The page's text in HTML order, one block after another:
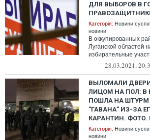
ДЛЯ ВЫБОРОВ В
Категорія: Новини
новини
В оккупированных
Луганской областей
избирательные
участия в28.03.2021,
ВЫЛОМАЛИ
ЛИЦОМ НА ПОЛ: В
ПОШЛА НА ШТУРМ
"ГАВАНА" ИЗ-ЗА
КАРАНТИН. ФОТО.
Категорія: Новини
новини